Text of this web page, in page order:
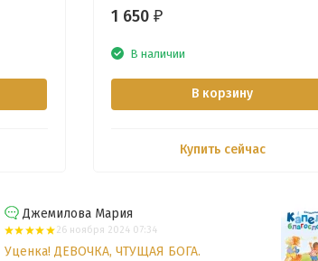
1 650 ₽
В наличии
В корзину
Купить сейчас
Джемилова Мария
26 ноября 2024 07:34
Уценка! ДЕВОЧКА, ЧТУЩАЯ БОГА.